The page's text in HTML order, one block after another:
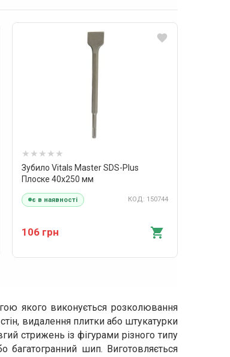
Зубило Vitals Master SDS-Plus
Плоске 40х250 мм
є в наявності КОД: 150744
106 грн
якого виконується розколювання
видалення плитки або штукатурки
стрижень із фігурами різного типу
багатогранний шип. Виготовляється